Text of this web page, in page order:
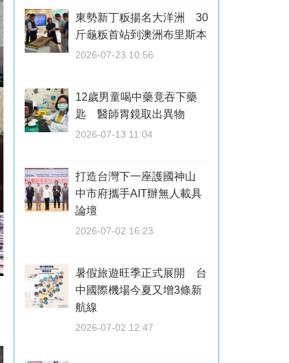
東勢新丁粄揚名大洋洲 30
斤龜粄首站到澳洲布里斯本
2026-07-23 10:56
12歲男童喝中藥竟吞下藥
匙 醫師胃鏡取出異物
2026-07-13 11:04
打造台灣下一座護國神山
中市府攜手AIT辦無人載具
論壇
2026-07-02 16:23
暑假旅遊旺季正式展開 台
中國際機場今夏又增3條新
航線
2026-07-02 12:47